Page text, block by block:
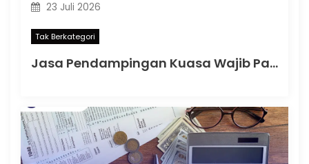
23 Juli 2026
Tak Berkategori
Jasa Pendampingan Kuasa Wajib Pajak: Memahami Mulai Kapan SKT Wajib bagi Kuasa Wajib Pajak Menurut PMK 44 Tahun 2026